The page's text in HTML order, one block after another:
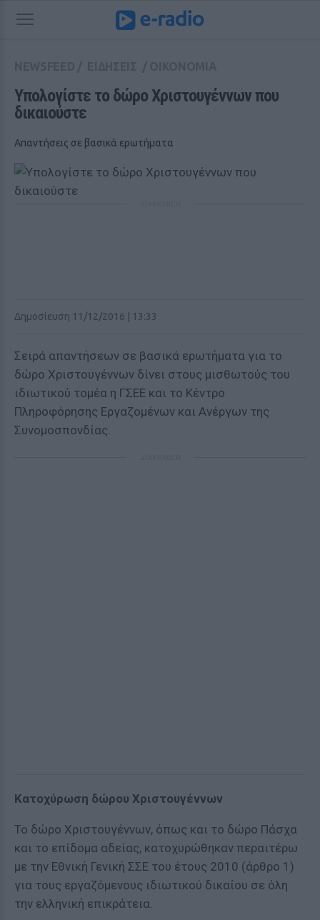
Υπολογίστε το δώρο Χριστουγέννων που
δικαιούστε
Απαντήσεις σε βασικά ερωτήματα
Δημοσίευση 11/12/2016 | 13:33
Σειρά απαντήσεων σε βασικά ερωτήματα για το
δώρο Χριστουγέννων δίνει στους μισθωτούς του
ιδιωτικού τομέα η ΓΣΕΕ και το Κέντρο
Πληροφόρησης Εργαζομένων και Ανέργων της
Συνομοσπονδίας.
Κατοχύρωση δώρου Χριστουγέννων
Το δώρο Χριστουγέννων, όπως και το δώρο Πάσχα
και το επίδομα αδείας, κατοχυρώθηκαν περαιτέρω
με την Εθνική Γενική ΣΣΕ του έτους 2010 (άρθρο 1)
για τους εργαζόμενους ιδιωτικού δικαίου σε όλη
την ελληνική επικράτεια.